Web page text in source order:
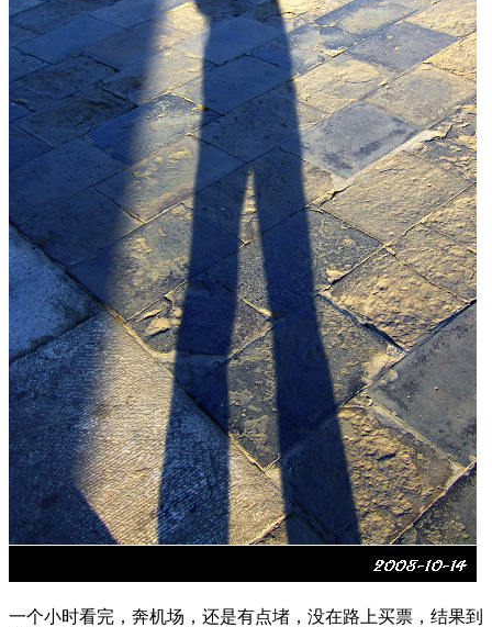
一个小时看完，奔机场，还是有点堵，没在路上买票，结果到